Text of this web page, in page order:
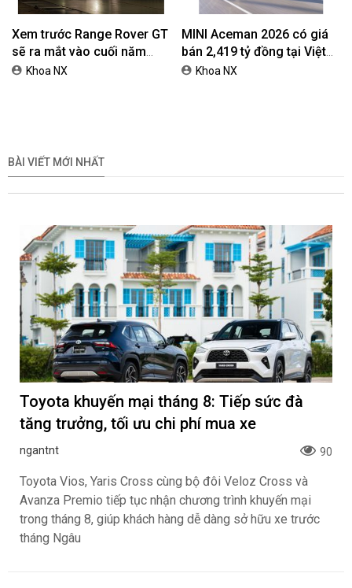
Xem trước Range Rover GT
sẽ ra mắt vào cuối năm
2026Khoa NX
MINI Aceman 2026 có giá
bán 2,419 tỷ đồng tại Việt
NamKhoa NX
BÀI VIẾT MỚI NHẤT
Toyota khuyến mại tháng 8: Tiếp sức đà
tăng trưởng, tối ưu chi phí mua xe
ngantnt 90
Toyota Vios, Yaris Cross cùng bộ đôi Veloz Cross và
Avanza Premio tiếp tục nhận chương trình khuyến mại
trong tháng 8, giúp khách hàng dễ dàng sở hữu xe trước
tháng Ngâu